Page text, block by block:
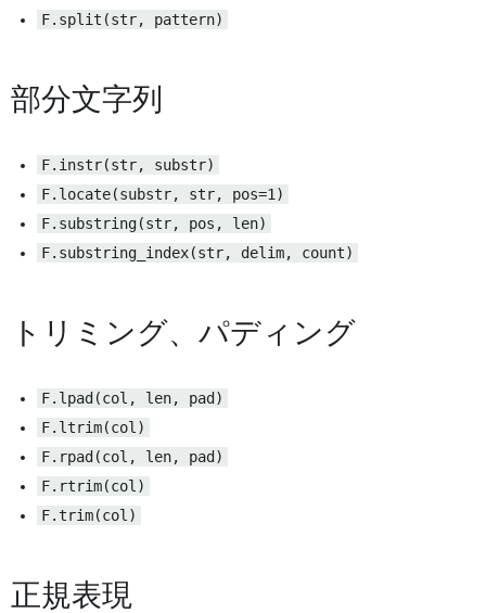
F.split(str, pattern)
部分文字列
F.instr(str, substr)
F.locate(substr, str, pos=1)
F.substring(str, pos, len)
F.substring_index(str, delim, count)
トリミング、パディング
F.lpad(col, len, pad)
F.ltrim(col)
F.rpad(col, len, pad)
F.rtrim(col)
F.trim(col)
正規表現